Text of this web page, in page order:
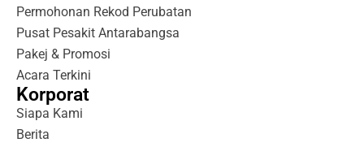
Permohonan Rekod Perubatan
Pusat Pesakit Antarabangsa
Pakej & Promosi
Acara Terkini
Korporat
Siapa Kami
Berita